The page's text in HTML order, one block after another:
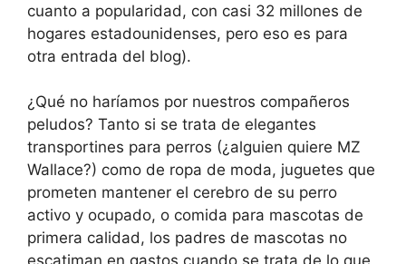
cuanto a popularidad, con casi 32 millones de
hogares estadounidenses, pero eso es para
otra entrada del blog).
¿Qué no haríamos por nuestros compañeros
peludos? Tanto si se trata de elegantes
transportines para perros (¿alguien quiere MZ
Wallace?) como de ropa de moda, juguetes que
prometen mantener el cerebro de su perro
activo y ocupado, o comida para mascotas de
primera calidad, los padres de mascotas no